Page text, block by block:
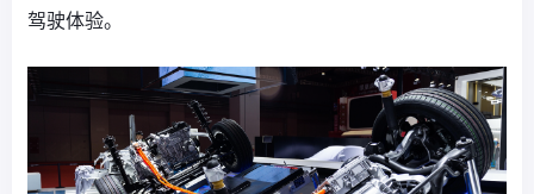
驾驶体验。